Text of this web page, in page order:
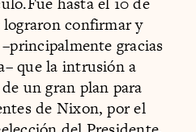
lograron confirmar y
gracias
que la intrusión a
un gran plan para
de Nixon, por el